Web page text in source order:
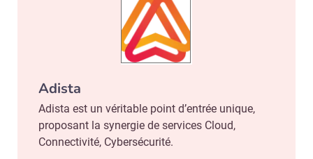
Adista
Adista est un véritable point d’entrée unique,
proposant la synergie de services Cloud,
Connectivité, Cybersécurité.